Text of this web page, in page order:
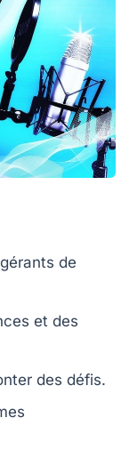
gérants de
et des
des défis.